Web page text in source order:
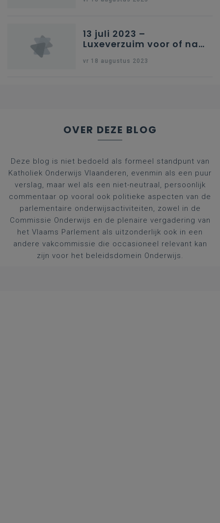
13 juli 2023 –
Luxeverzuim voor of na
vr 18 augustus 2023
OVER DEZE BLOG
Deze blog is niet bedoeld als formeel standpunt van
Katholiek Onderwijs Vlaanderen, evenmin als een puur
verslag, maar wel als een niet-neutraal, persoonlijk
commentaar op vooral ook politieke aspecten van de
parlementaire onderwijsactiviteiten, zowel in de
Commissie Onderwijs en de plenaire vergadering van
het Vlaams Parlement als uitzonderlijk ook in een
andere vakcommissie die occasioneel relevant kan
zijn voor het beleidsdomein Onderwijs.